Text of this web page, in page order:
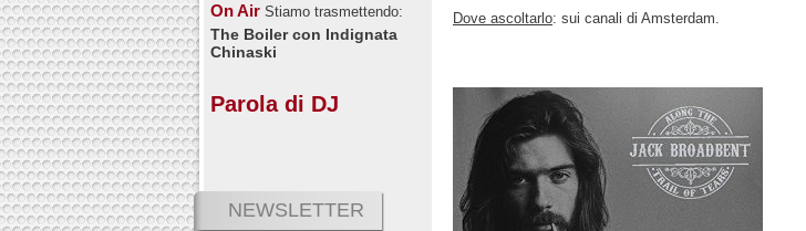
On Air Stiamo trasmettendo:
The Boiler con Indignata
Chinaski
Parola di DJ
NEWSLETTER
Dove ascoltarlo: sui canali di Amsterdam.